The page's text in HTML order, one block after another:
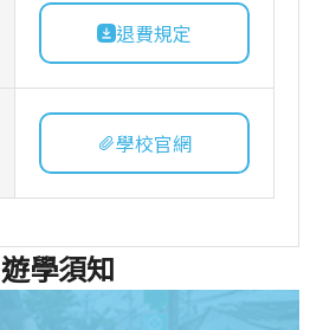
退費規定
學校官網
遊學須知